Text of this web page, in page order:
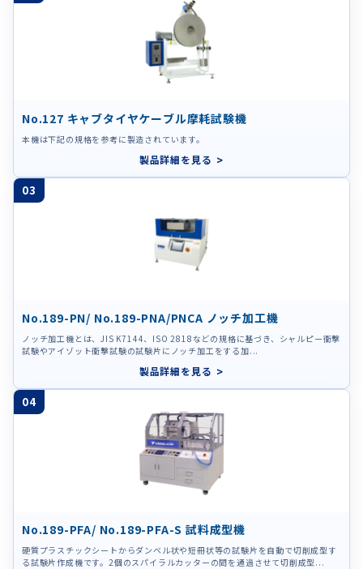
No.127 キャブタイヤケーブル摩耗試験機
本機は下記の規格を参考に製造されています。
製品詳細を見る
03
No.189-PN/ No.189-PNA/PNCA ノッチ加工機
ノッチ加工機とは、JIS K7144、ISO 2818などの規格に基づき、シャルピー衝撃
試験やアイゾット衝撃試験の試験片にノッチ加工をする加...
製品詳細を見る
04
No.189-PFA/ No.189-PFA-S 試料成型機
硬質プラスチックシートからダンベル状や短冊状等の試験片を自動で切削成型す
る試験片作成機です。2個のスパイラルカッターの間を通過させて切削成型...